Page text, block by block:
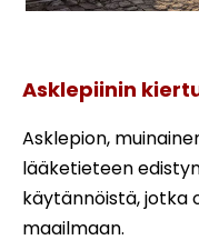
Asklepiinin
Asklepion,
lääketieteen
käytännöistä, jotka
maailmaan.